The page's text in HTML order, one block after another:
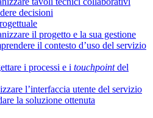
decisioni
il progetto e la sua gestione
il contesto d’uso del servizio
i processi e i touchpointdel
l’interfaccia utente del servizio
la soluzione ottenuta